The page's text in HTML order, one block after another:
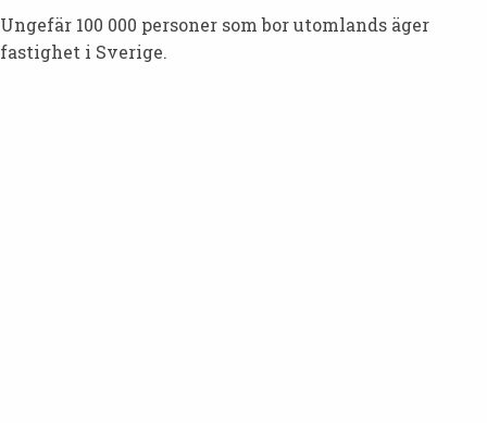
Ungefär 100 000 personer som bor utomlands äger
fastighet i Sverige.